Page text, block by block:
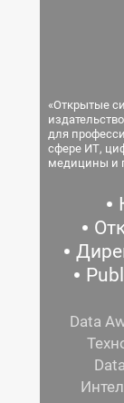
«Открытые
для
сфере ИТ,
медицины и
Data